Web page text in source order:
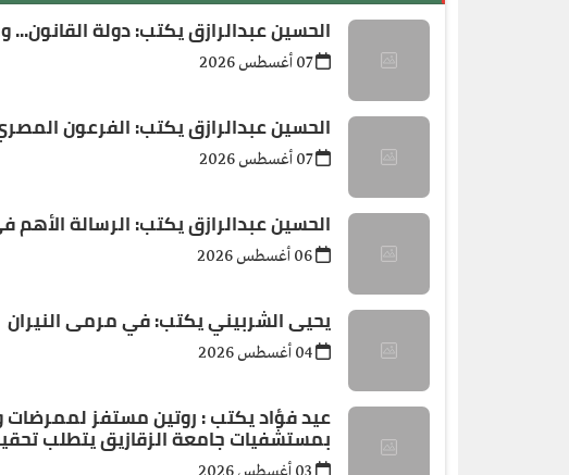
الحسين عبدالرازق يكتب: دولة القانون...
07 أغسطس 2026
الحسين عبدالرازق يكتب: الفرعون
07 أغسطس 2026
الحسين عبدالرازق يكتب: الرسالة
يحيى الشربيني يكتب: في مرمى النيران
عيد فؤاد يكتب : روتين مستفز
بمستشفيات جامعة الزقازيق يتطلب